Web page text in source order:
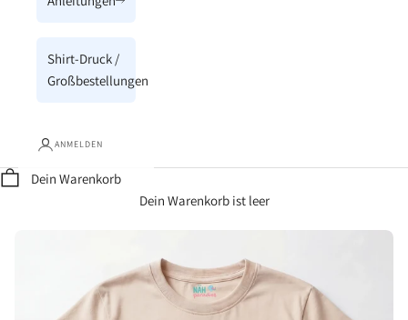
Shirt-Druck /
Großbestellungen
ANMELDEN
Dein Warenkorb
Dein Warenkorb ist leer